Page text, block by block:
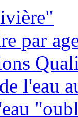
par
l'eau